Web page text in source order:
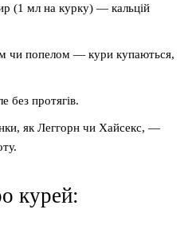
(1 мл на курку) — кальцій
чи попелом — кури купаються,
без протягів.
як Леггорн чи Хайсекс, —
курей: